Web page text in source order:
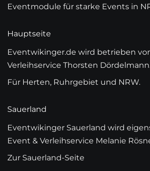
Eventmodule für starke Events in
Hauptseite
Eventwikinger.de wird betrieben
Verleihservice Thorsten
Für Herten, Ruhrgebiet und NRW.
Sauerland
Eventwikinger Sauerland wird
Event & Verleihservice Melanie
Zur Sauerland-Seite